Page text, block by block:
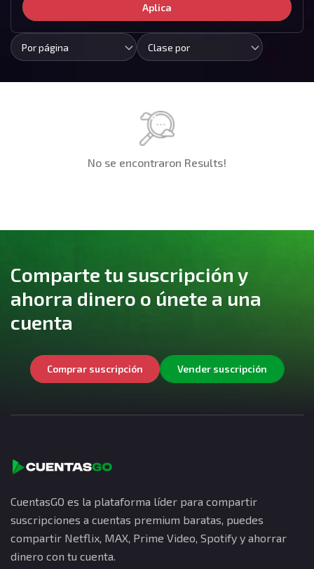
Aplica
Por página Clase por
No se encontraron Results!
Comparte tu suscripción y
ahorra dinero o únete a una
cuenta
Comprar suscripción Vender suscripción
CuentasGO es la plataforma líder para compartir
suscripciones a cuentas premium baratas, puedes
compartir Netflix, MAX, Prime Video, Spotify y ahorrar
dinero con tu cuenta.